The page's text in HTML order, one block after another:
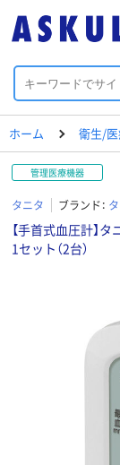
ホーム 衛生/
管理医療機器
タニタ ブランド：
【手首式血圧計】
1セット（2台）